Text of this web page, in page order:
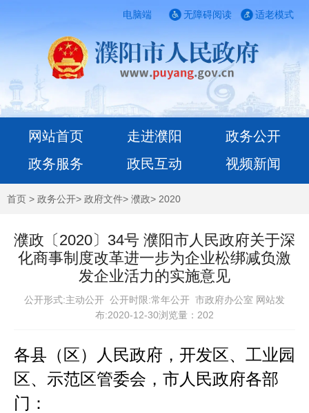
电脑端 适老模式
无障碍阅读
网站首页 走进濮阳
政务公开
政务服务
政民互动 视频新闻
首页 > 政务公开> 政府文件> 濮政> 2020
濮政〔2020〕34号 濮阳市人民政府关于深
化商事制度改革进一步为企业松绑减负激
发企业活力的实施意见
公开形式:主动公开 公开时限:常年公开 市政府办公室 网站发
布:2020-12-30浏览量： 202
各县（区）人民政府，开发区、工业园
区、示范区管委会，市人民政府各部
门：